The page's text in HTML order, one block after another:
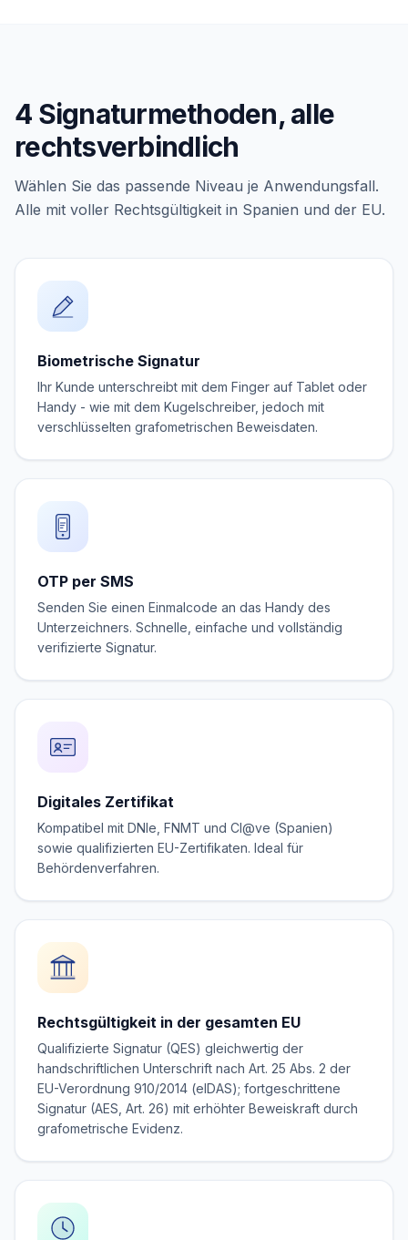
4 Signaturmethoden, alle
rechtsverbindlich
Wählen Sie das passende Niveau je Anwendungsfall.
Alle mit voller Rechtsgültigkeit in Spanien und der EU.
Biometrische Signatur
Ihr Kunde unterschreibt mit dem Finger auf Tablet oder
Handy - wie mit dem Kugelschreiber, jedoch mit
verschlüsselten grafometrischen Beweisdaten.
OTP per SMS
Senden Sie einen Einmalcode an das Handy des
Unterzeichners. Schnelle, einfache und vollständig
verifizierte Signatur.
Digitales Zertifikat
Kompatibel mit DNIe, FNMT und Cl@ve (Spanien)
sowie qualifizierten EU-Zertifikaten. Ideal für
Behördenverfahren.
Rechtsgültigkeit in der gesamten EU
Qualifizierte Signatur (QES) gleichwertig der
handschriftlichen Unterschrift nach Art. 25 Abs. 2 der
EU-Verordnung 910/2014 (eIDAS); fortgeschrittene
Signatur (AES, Art. 26) mit erhöhter Beweiskraft durch
grafometrische Evidenz.